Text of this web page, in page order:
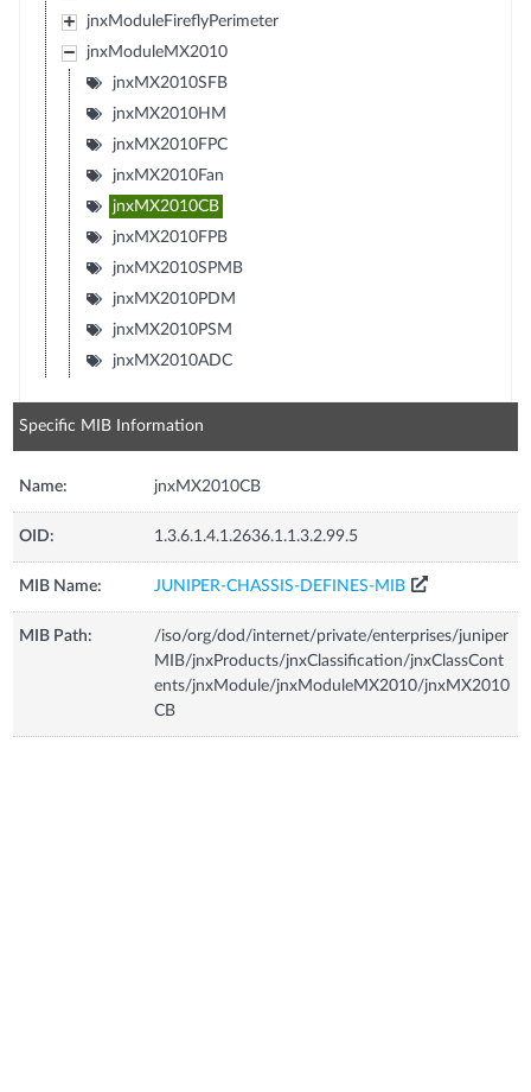
jnxModuleFireflyPerimeter
jnxModuleMX2010
jnxMX2010SFB
jnxMX2010HM
jnxMX2010FPC
jnxMX2010Fan
jnxMX2010CB
jnxMX2010FPB
jnxMX2010SPMB
jnxMX2010PDM
jnxMX2010PSM
jnxMX2010ADC
Specific MIB Information
Name: jnxMX2010CB
OID: 1.3.6.1.4.1.2636.1.1.3.2.99.5
MIB Name: JUNIPER-CHASSIS-DEFINES-MIB
MIB Path:
/iso/org/dod/internet/private/enterprises/juniper
MIB/jnxProducts/jnxClassification/jnxClassCont
ents/jnxModule/jnxModuleMX2010/jnxMX2010
CB